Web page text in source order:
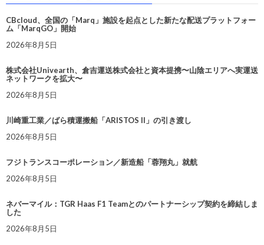
CBcloud、全国の「Marq」施設を起点とした新たな配送プラットフォー
ム「MarqGO」開始
2026年8月5日
株式会社Univearth、倉吉運送株式会社と資本提携〜山陰エリアへ実運送
ネットワークを拡大〜
2026年8月5日
川崎重工業／ばら積運搬船「ARISTOS II」の引き渡し
2026年8月5日
フジトランスコーポレーション／新造船「蓉翔丸」就航
2026年8月5日
ネバーマイル：TGR Haas F1 Teamとのパートナーシップ契約を締結しま
した
2026年8月5日